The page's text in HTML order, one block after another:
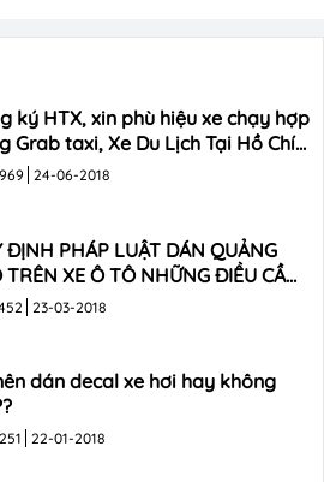
ký HTX, xin phù hiệu xe chạy hợp
Grab taxi, Xe Du Lịch Tại Hồ Chí
Giá Rẻ
24-06-2018
PHÁP LUẬT DÁN QUẢNG
TRÊN XE Ô TÔ NHỮNG ĐIỀU CẦN
mới nhất 2018 ???
23-03-2018
dán decal xe hơi hay không
22-01-2018